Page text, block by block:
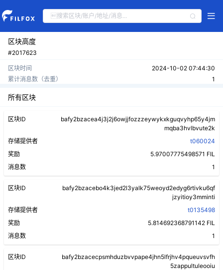
区块高度
#2017623
区块时间
2024-10-02 07:44:30
累计消息数（去重）
1
所有区块
区块ID
bafy2bzacea4j3j2j6owjjfozzzeywykxkguqvyhp65y4jm
mqba3hvlbvute2k
存储提供者
t060024
奖励
5.97007775498571 FIL
消息数
1
区块ID
bafy2bzacebo4k3jed2l3yalk75weoyd2edyg6rtivku6qf
jzyitioy3mminti
存储提供者
t0135498
奖励
5.814692368791142 FIL
消息数
1
区块ID
bafy2bzacecpsmhduzbvvpape4jhn5lfrjhv4pqueuvsvfh
5zappultuleooiu